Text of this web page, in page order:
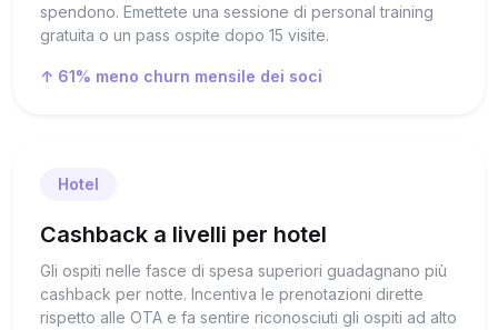
spendono. Emettete una sessione di personal training
gratuita o un pass ospite dopo 15 visite.
↑ 61% meno churn mensile dei soci
Hotel
Cashback a livelli per hotel
Gli ospiti nelle fasce di spesa superiori guadagnano più
cashback per notte. Incentiva le prenotazioni dirette
rispetto alle OTA e fa sentire riconosciuti gli ospiti ad alto